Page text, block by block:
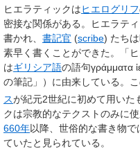
ヒエラティックはヒエログリフ
密接な関係がある。ヒエラテ
書かれ、 書記官 (scribe) たち
素早く書くことができた。「
はギリシア語の語句γράμματα
の筆記」）に由来している。
スが紀元2世紀に初めて用いた
クは宗教的なテクストのみに
660年以降、世俗的な書き物で
ていたと見られている。